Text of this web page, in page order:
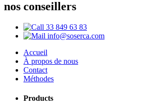
nos conseillers
33 849 63 83
info@soserca.com
Accueil
À propos de nous
Contact
Méthodes
Products